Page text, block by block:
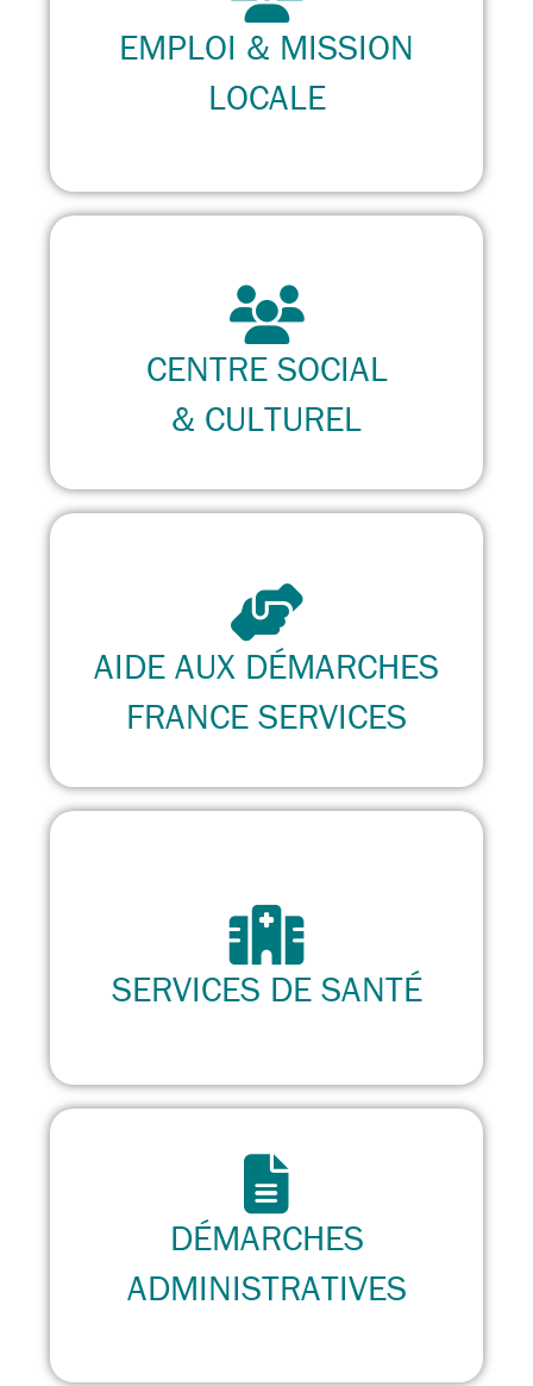
EMPLOI & MISSION
LOCALE
CENTRE SOCIAL
& CULTUREL
AIDE AUX DÉMARCHES
FRANCE SERVICES
SERVICES DE SANTÉ
DÉMARCHES
ADMINISTRATIVES